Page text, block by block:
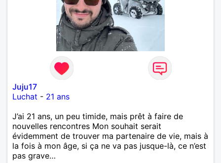
Juju17
Luchat - 21 ans
J’ai 21 ans, un peu timide, mais prêt à faire de
nouvelles rencontres Mon souhait serait
évidemment de trouver ma partenaire de vie, mais à
la fois à mon âge, si ça ne va pas jusque-là, ce n’est
pas grave…